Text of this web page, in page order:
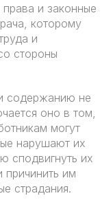
и законные
которому
и
стороны
содержанию не
оно в том,
могут
нарушают их
сподвигнуть их
причинить им
страдания.